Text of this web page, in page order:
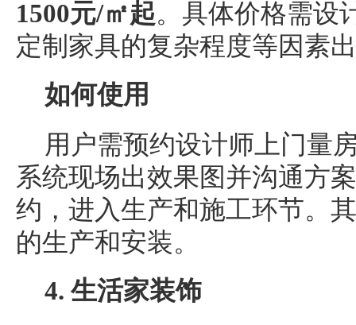
1500元/㎡起。具体价格需设
定制家具的复杂程度等因素
如何使用
用户需预约设计师上门量
系统现场出效果图并沟通方
约，进入生产和施工环节。
的生产和安装。
4. 生活家装饰